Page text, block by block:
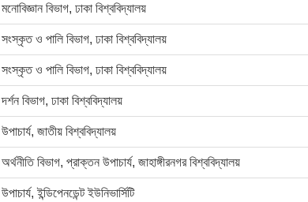
মনোবিজ্ঞান বিভাগ, ঢাকা বিশ্ববিদ্যালয়
সংস্কৃত ও পালি বিভাগ, ঢাকা বিশ্ববিদ্যালয়
সংস্কৃত ও পালি বিভাগ, ঢাকা বিশ্ববিদ্যালয়
দর্শন বিভাগ, ঢাকা বিশ্ববিদ্যালয়
উপাচার্য, জাতীয় বিশ্ববিদ্যালয়
অর্থনীতি বিভাগ, প্রাক্তন উপাচার্য, জাহাঙ্গীরনগর বিশ্ববিদ্যালয়
উপাচার্য, ইন্ডিপেনডেন্ট ইউনিভার্সিটি